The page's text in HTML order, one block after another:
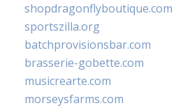
shopdragonflyboutique.com
sportszilla.org
batchprovisionsbar.com
brasserie-gobette.com
musicrearte.com
morseysfarms.com